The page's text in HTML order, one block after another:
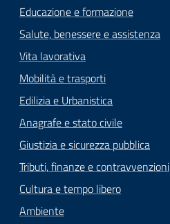
Educazione e formazione
Salute, benessere e assistenza
Vita lavorativa
Mobilità e trasporti
Edilizia e Urbanistica
Anagrafe e stato civile
Giustizia e sicurezza pubblica
Tributi, finanze e contravvenzioni
Cultura e tempo libero
Ambiente